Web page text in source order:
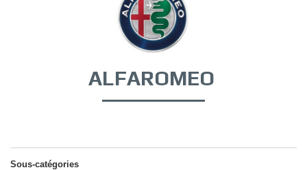
ALFAROMEO
Sous-catégories